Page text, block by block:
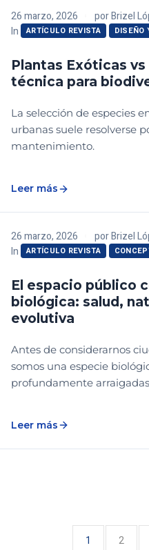
26 marzo, 2026 porBrizel
In
ARTÍCULO REVISTA DISEÑO
Plantas Exóticas
técnica para
La selección de especies
urbanas suele resolverse
mantenimiento.
Leer más
26 marzo, 2026 porBrizel
In
ARTÍCULO REVISTA
El espacio público
biológica: salud,
evolutiva
Antes de considerarnos
somos una especie
profundamente
Leer más
1 2